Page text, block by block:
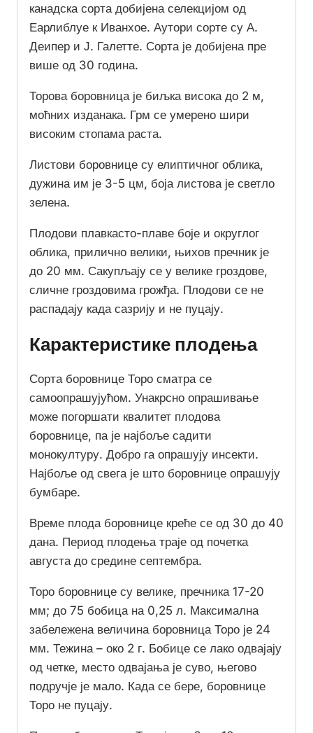
канадска сорта добијена селекцијом од
Еарлиблуе к Иванхое. Аутори сорте су А.
Деипер и Ј. Галетте. Сорта је добијена пре
више од 30 година.
Торова боровница је биљка висока до 2 м,
моћних изданака. Грм се умерено шири
високим стопама раста.
Листови боровнице су елиптичног облика,
дужина им је 3-5 цм, боја листова је светло
зелена.
Плодови плавкасто-плаве боје и округлог
облика, прилично велики, њихов пречник је
до 20 мм. Сакупљају се у велике гроздове,
сличне гроздовима грожђа. Плодови се не
распадају када сазрију и не пуцају.
Карактеристике плодења
Сорта боровнице Торо сматра се
самоопрашујућом. Унакрсно опрашивање
може погоршати квалитет плодова
боровнице, па је најбоље садити
монокултуру. Добро га опрашују инсекти.
Најбоље од свега је што боровнице опрашују
бумбаре.
Време плода боровнице креће се од 30 до 40
дана. Период плодења траје од почетка
августа до средине септембра.
Торо боровнице су велике, пречника 17-20
мм; до 75 бобица на 0,25 л. Максимална
забележена величина боровница Торо је 24
мм. Тежина – око 2 г. Бобице се лако одвајају
од четке, место одвајања је суво, његово
подручје је мало. Када се бере, боровнице
Торо не пуцају.